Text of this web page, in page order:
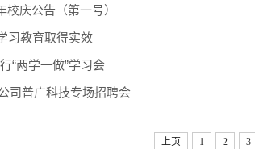
校庆公告（第一号）
习教育取得实效
“两学一做”学习会
司普广科技专场招聘会
上页 1 2 3